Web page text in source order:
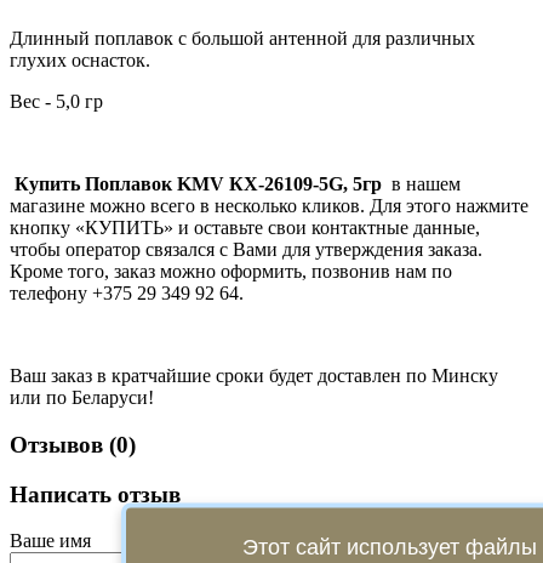
Длинный поплавок с большой антенной для различных
глухих оснасток.
Вес - 5,0 гр
Купить Поплавок KMV КХ-26109-5G, 5гр в нашем
магазине можно всего в несколько кликов. Для этого нажмите
кнопку «КУПИТЬ» и оставьте свои контактные данные,
чтобы оператор связался с Вами для утверждения заказа.
Кроме того, заказ можно оформить, позвонив нам по
телефону +375 29 349 92 64.
Ваш заказ в кратчайшие сроки будет доставлен по Минску
или по Беларуси!
Отзывов (0)
Написать отзыв
Ваше имя
Этот сайт использует